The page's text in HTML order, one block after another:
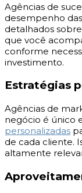
Agências de
desempenho
detalhados
que você
conforme
investimento.
Estratégias
Agências de
negócio é único
personalizadas
de cada cliente.
altamente